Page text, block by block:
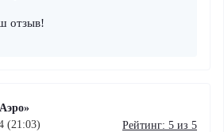
отзыв!
(21:03)
Рейтинг: 5 из 5